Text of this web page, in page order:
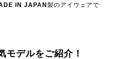
IN JAPAN製のアイウェアで
モデルをご紹介！